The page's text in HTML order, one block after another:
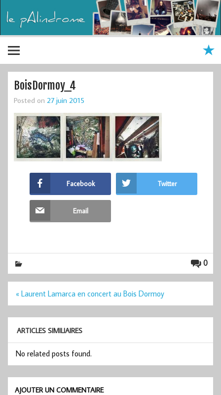
BoisDormoy_4
Posted on 27 juin 2015
Facebook Twitter
Email
0
Navigation
« Laurent Lamarca en concert au Bois Dormoy
ARTICLES SIMILIAIRES
No related posts found.
AJOUTER UN COMMENTAIRE